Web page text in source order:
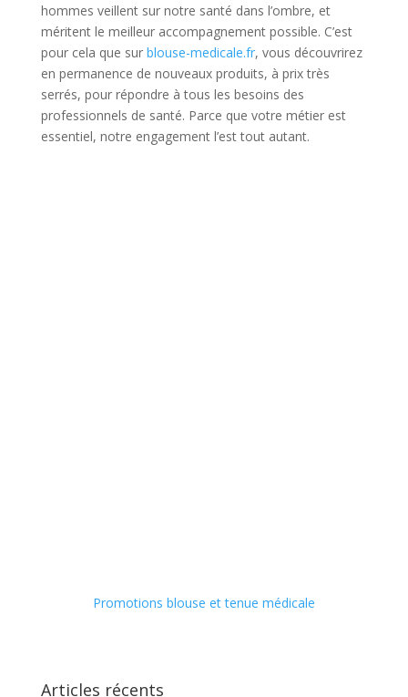
hommes veillent sur notre santé dans l’ombre, et
méritent le meilleur accompagnement possible. C’est
pour cela que sur blouse-medicale.fr, vous découvrirez
en permanence de nouveaux produits, à prix très
serrés, pour répondre à tous les besoins des
professionnels de santé. Parce que votre métier est
essentiel, notre engagement l’est tout autant.
Promotions blouse et tenue médicale
Articles récents